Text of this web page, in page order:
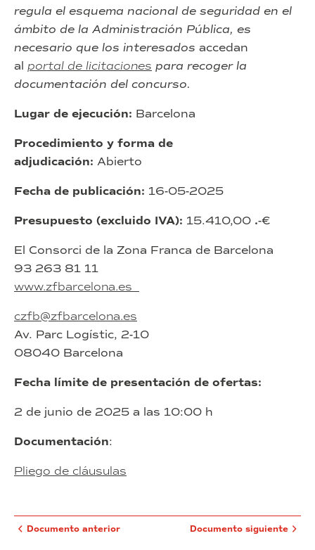
regula el esquema nacional de seguridad en el
ámbito de la Administración Pública, es
necesario que los interesados accedan
al portal de licitaciones para recoger la
documentación del concurso.
Lugar de ejecución: Barcelona
Procedimiento y forma de
adjudicación: Abierto
Fecha de publicación: 16-05-2025
Presupuesto (excluido IVA): 15.410,00 .-€
El Consorci de la Zona Franca de Barcelona
93 263 81 11
www.zfbarcelona.es
czfb@zfbarcelona.es
Av. Parc Logístic, 2-10
08040 Barcelona
Fecha límite de presentación de ofertas:
2 de junio de 2025 a las 10:00 h
Documentación:
Pliego de cláusulas
Documento anterior Documento siguiente